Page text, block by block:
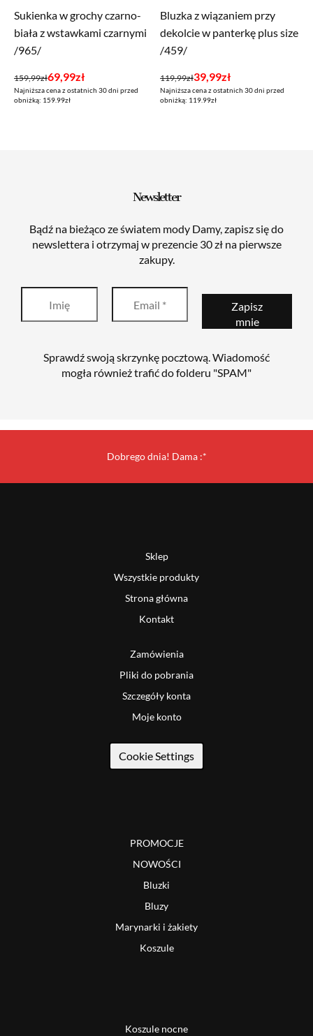
Sukienka w grochy czarno-
biała z wstawkami czarnymi
/965/
159,99zł
Pierwotna
cena
69,99zł
Aktualna
cena
Najniższa cena z ostatnich 30 dni przed
obniżką: 159.99zł
Bluzka z wiązaniem przy
dekolcie w panterkę plus size
/459/
119,99zł
Pierwotna
cena
39,99zł
Aktualna
cena
Najniższa cena z ostatnich 30 dni przed
obniżką: 119.99zł
Newsletter
Bądź na bieżąco ze światem mody Damy, zapisz się do
newslettera i otrzymaj w prezencie 30 zł na pierwsze
zakupy.
Sprawdź swoją skrzynkę pocztową. Wiadomość
mogła również trafić do folderu "SPAM"
Dobrego dnia! Dama :*
Sklep
Wszystkie produkty
Strona główna
Kontakt
Zamówienia
Pliki do pobrania
Szczegóły konta
Moje konto
Cookie Settings
PROMOCJE
NOWOŚCI
Bluzki
Bluzy
Marynarki i żakiety
Koszule
Koszule nocne